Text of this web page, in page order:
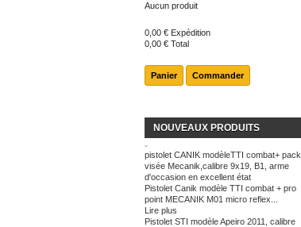
Aucun produit
0,00 € Expédition
0,00 € Total
Panier Commander
NOUVEAUX PRODUITS
pistolet CANIK modèleTTI combat+ pack
visée Mecanik,calibre 9x19, B1, arme
d'occasion en excellent état
Pistolet Canik modèle TTI combat + pro
point MECANIK M01 micro reflex...
Lire plus
Pistolet STI modèle Apeiro 2011, calibre